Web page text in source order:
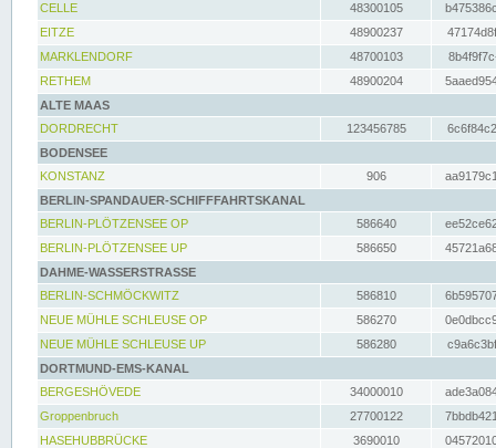
CELLE
48300105
EITZE
48900237
MARKLENDORF
48700103
RETHEM
48900204
ALTE MAAS
DORDRECHT
123456785
BODENSEE
KONSTANZ
906
BERLIN-SPANDAUER-SCHIFFFAHRTSKANAL
BERLIN-PLÖTZENSEE OP
586640
BERLIN-PLÖTZENSEE UP
586650
DAHME-WASSERSTRASSE
BERLIN-SCHMÖCKWITZ
586810
NEUE MÜHLE SCHLEUSE OP
586270
NEUE MÜHLE SCHLEUSE UP
586280
DORTMUND-EMS-KANAL
BERGESHÖVEDE
34000010
Groppenbruch
27700122
HASEHUBBRÜCKE
3690010